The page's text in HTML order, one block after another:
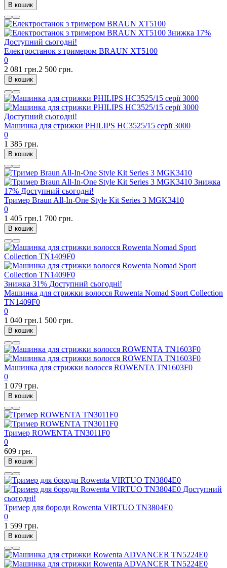
В кошик
Знижка 17%
Доступний сьогодні!
Електростанок з тримером BRAUN XT5100
0
2 081 грн.2 500 грн.
В кошик
Доступний сьогодні!
Машинка для стрижки PHILIPS HC3525/15 серії 3000
0
1 385 грн.
В кошик
Знижка
17% Доступний сьогодні!
Тример Braun All-In-One Style Kit Series 3 MGK3410
0
1 405 грн.1 700 грн.
В кошик
Знижка 31% Доступний сьогодні!
Машинка для стрижки волосся Rowenta Nomad Sport Collection
TN1409F0
0
1 040 грн.1 500 грн.
В кошик
Машинка для стрижки волосся ROWENTA TN1603F0
0
1 079 грн.
В кошик
Тример ROWENTA TN3011F0
0
609 грн.
В кошик
Доступний
сьогодні!
Тример для бороди Rowenta VIRTUO TN3804E0
0
1 599 грн.
В кошик